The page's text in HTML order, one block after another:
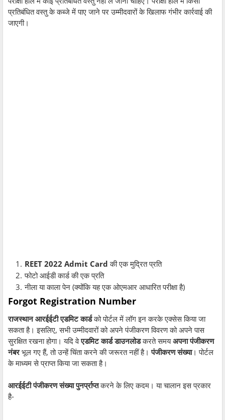
प्रतिबंधित वस्तु के कब्जे में पाए जाने पर उम्मीदवारों के खिलाफ गंभीर कार्रवाई की
जाएगी।
REET 2022 Admit Card की एक मुद्रित प्रति
फोटो आईडी कार्ड की एक प्रति
नीला या काला पेन (क्योंकि यह एक ओएमआर आधारित परीक्षा है)
Forgot Registration Number
राजस्थान आरईईटी एडमिट कार्डको पोर्टल में लॉग इन करके एक्सेस किया जा
सकता है। इसलिए, सभी उम्मीदवारों को अपने पंजीकरण विवरण को अपने पास
सुरक्षित रखना होगा। यदि वेएडमिट कार्ड डाउनलोडकरते समयअपना पंजीकरण
नंबरभूल गए हैं, तो उन्हें चिंता करने की जरूरत नहीं है।पंजीकरण संख्या। पोर्टल
के माध्यम से प्राप्त किया जा सकता है।
आरईईटी पंजीकरण संख्या पुनर्प्राप्तकरने के लिए कदम। या चालान इस प्रकार
है-